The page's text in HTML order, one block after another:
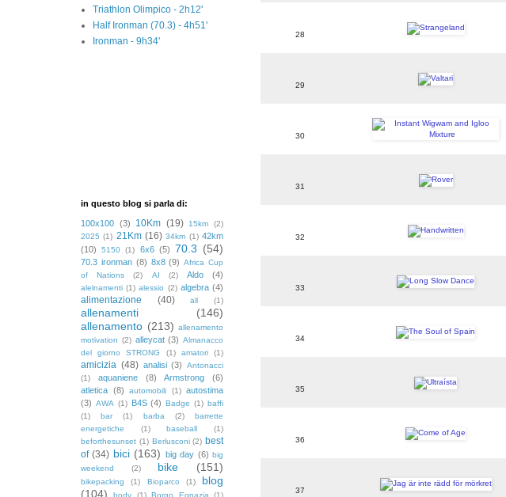
28
29
30
31
32
33
34
35
36
37
Triathlon Olimpico - 2h12'
Half Ironman (70.3) - 4h51'
Ironman - 9h34'
in questo blog si parla di:
100x100 (3) 10Km (19) 15km
(2)
2025 (1) 21Km (16) 34km (1) 42km
(10)
5150 (1) 6x6 (5) 70.3 (54)
70.3 ironman (8) 8x8 (9) Africa Cup
of Nations
(2) AI (2) Aldo (4)
alelnamenti (1) alessio (2) algebra (4)
alimentazione (40) all (1)
allenamenti
(146)
allenamento (213) allenamento
motivation (2) alleycat (3) Almanacco
del giorno STRONG
(1) amatori (1)
amicizia (48) analisi (3)
Antonacci
(1)
aquaniene (8) Armstrong
(6)
atletica (8) automobili (1) autostima
(3) AWA (1) B4S (4) Badge (1) baffi
(1)
bar (1) barba (2)
barrette
energetiche
(1) baseball
(1)
beforthesunset (1) Berlusconi (2) best
of (34) bici (163) big day (6) big
weekend
(2) bike (151)
bikepacking (1) Bioparco (1)
blog
(104)
body (1) Borgo Egnazia (1)